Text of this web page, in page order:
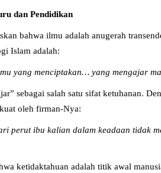
dan Pendidikan
bahwa ilmu adalah anugerah
Islam adalah:
yang menciptakan… yang mengajar
sebagai salah satu sifat ketuhanan.
oleh firman-Nya:
perut ibu kalian dalam keadaan tidak
ketidaktahuan adalah titik awal